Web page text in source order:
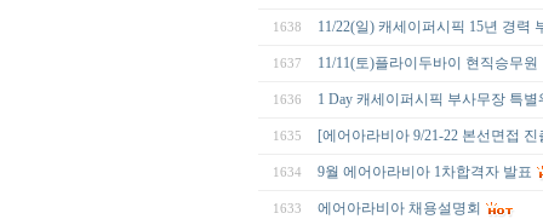
1638 11/22(일) 캐세이퍼시픽 15년 경
1637 11/11(토)플라이두바이 현직승무원
1636 1 Day 캐세이퍼시픽 부사무장 특별
1635 [에어아라비아 9/21-22 본선면접
1634 9월 에어아라비아 1차합격자 발표
1633 에어아라비아 채용설명회